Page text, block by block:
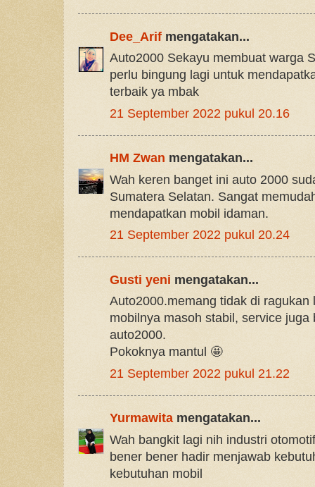
Dee_Arif mengatakan...
Auto2000 Sekayu membuat warga
perlu bingung lagi untuk
terbaik ya mbak
21 September 2022 pukul 20.16
HM Zwan mengatakan...
Wah keren banget ini auto 2000
Sumatera Selatan. Sangat
mendapatkan mobil idaman.
21 September 2022 pukul 20.24
Gusti yeni mengatakan...
Auto2000.memang tidak di ragukan
mobilnya masoh stabil, service juga
auto2000.
Pokoknya mantul 🤩
21 September 2022 pukul 21.22
Yurmawitamengatakan...
Wah bangkit lagi nih industri
bener bener hadir menjawab
kebutuhan mobil